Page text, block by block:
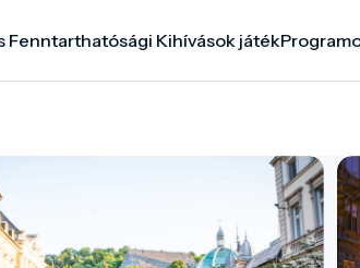
Fenntarthatósági Kihívások játék